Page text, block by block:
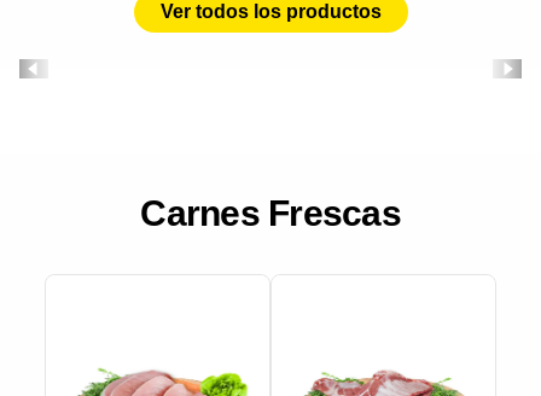
Ver todos los productos
Carnes Frescas